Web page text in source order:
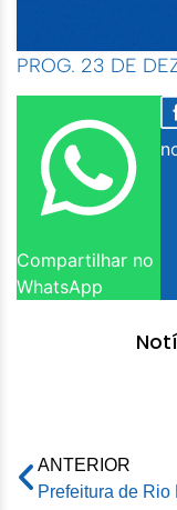
PROG. 23 DE
Compartilhar no
WhatsApp
ANTERIOR